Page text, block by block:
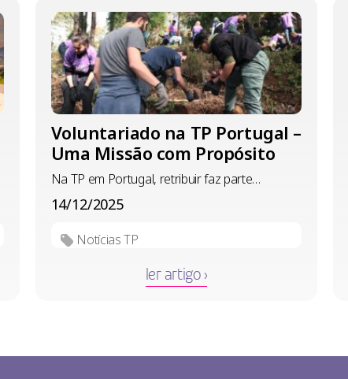
Voluntariado na TP Portugal –
Uma Missão com Propósito
Na TP em Portugal, retribuir faz parte…
14/12/2025
Notícias TP
ler artigo ›